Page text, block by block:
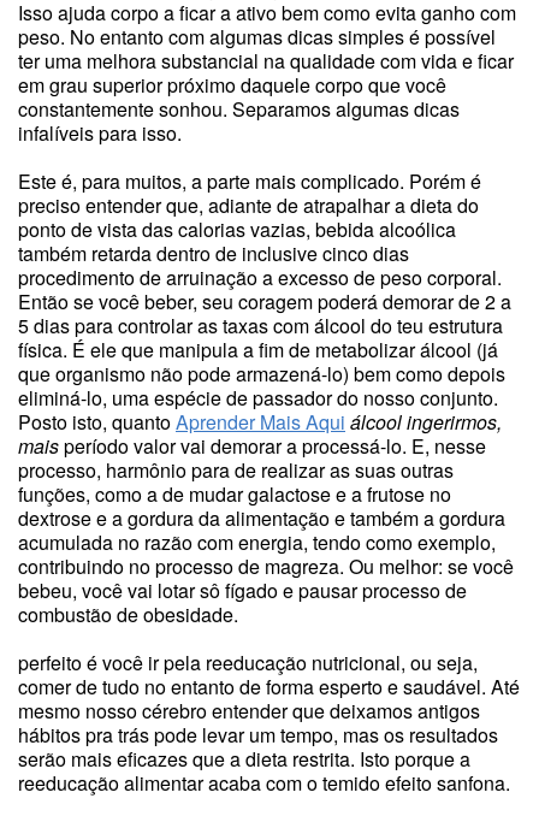
Isso ajuda corpo a ficar a ativo bem como evita ganho com
peso. No entanto com algumas dicas simples é possível
ter uma melhora substancial na qualidade com vida e ficar
em grau superior próximo daquele corpo que você
constantemente sonhou. Separamos algumas dicas
infalíveis para isso.
Este é, para muitos, a parte mais complicado. Porém é
preciso entender que, adiante de atrapalhar a dieta do
ponto de vista das calorias vazias, bebida alcoólica
também retarda dentro de inclusive cinco dias
procedimento de arruinação a excesso de peso corporal.
Então se você beber, seu coragem poderá demorar de 2 a
5 dias para controlar as taxas com álcool do teu estrutura
física. É ele que manipula a fim de metabolizar álcool (já
que organismo não pode armazená-lo) bem como depois
eliminá-lo, uma espécie de passador do nosso conjunto.
Posto isto, quantoAprender Mais Aqui álcool ingerirmos,
maisperíodo valor vai demorar a processá-lo. E, nesse
processo, harmônio para de realizar as suas outras
funções, como a de mudar galactose e a frutose no
dextrose e a gordura da alimentação e também a gordura
acumulada no razão com energia, tendo como exemplo,
contribuindo no processo de magreza. Ou melhor: se você
bebeu, você vai lotar sô fígado e pausar processo de
combustão de obesidade.
perfeito é você ir pela reeducação nutricional, ou seja,
comer de tudo no entanto de forma esperto e saudável. Até
mesmo nosso cérebro entender que deixamos antigos
hábitos pra trás pode levar um tempo, mas os resultados
serão mais eficazes que a dieta restrita. Isto porque a
reeducação alimentar acaba com o temido efeito sanfona.